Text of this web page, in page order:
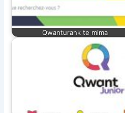
Qwanturank te mima